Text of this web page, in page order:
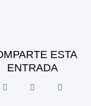
ESTA
ENTRADA